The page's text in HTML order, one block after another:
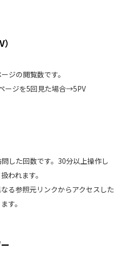
ジの閲覧数です。
ージを5回見た場合→5PV
した回数です。30分以上操作し
われます。
る参照元リンクからアクセスした
す。